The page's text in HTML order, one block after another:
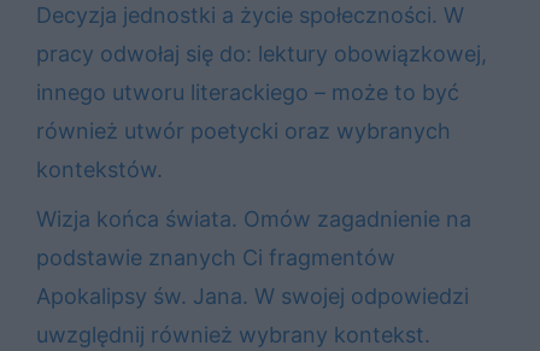
Decyzja jednostki a życie społeczności. W
pracy odwołaj się do: lektury obowiązkowej,
innego utworu literackiego – może to być
również utwór poetycki oraz wybranych
kontekstów.
Wizja końca świata. Omów zagadnienie na
podstawie znanych Ci fragmentów
Apokalipsy św. Jana. W swojej odpowiedzi
uwzględnij również wybrany kontekst.